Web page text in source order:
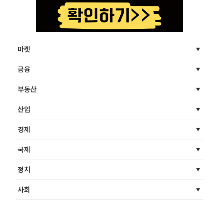
마켓
금융
부동산
산업
경제
국제
정치
사회